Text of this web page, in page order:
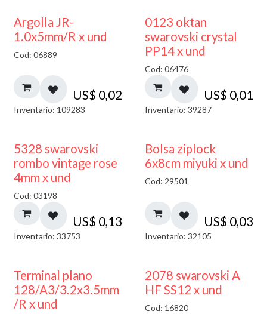
Argolla JR-
1.0x5mm/R x und
Cod: 06889
US$ 0,02
Inventario: 109283
0123 oktan
swarovski crystal
PP14 x und
Cod: 06476
US$ 0,01
Inventario: 39287
5328 swarovski
rombo vintage rose
4mm x und
Cod: 03198
US$ 0,13
Inventario: 33753
¡NUEVO!
Bolsa ziplock
6x8cm miyuki x und
Cod: 29501
US$ 0,03
Inventario: 32105
Terminal plano
128/A3/3.2x3.5mm
/R x und
2078 swarovski A
HF SS12 x und
Cod: 16820